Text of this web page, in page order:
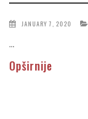
JANUARY 7, 2020
...
Opširnije